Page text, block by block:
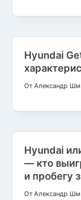
Hyundai
От Александр
Hyundai
— кто
и пробегу
От Александр